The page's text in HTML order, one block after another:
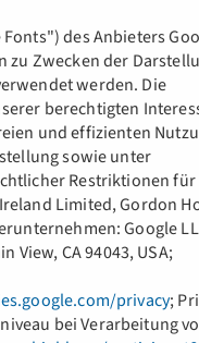
des Anbieters
zu Zwecken der
werden. Die
berechtigten
und effizienten
sowie unter
Restriktionen
Limited, Gordon
Google
View, CA 94043, USA;
privacy;
bei Verarbeitung